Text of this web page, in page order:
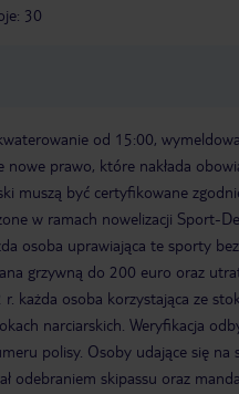
30
od 15:00,
prawo, które nakłada
muszą być certyfikowane
w ramach nowelizacji Sport-
osoba uprawiająca te sporty
grzywną do 200 euro oraz
każda osoba korzystająca ze
narciarskich. Weryfikacja
polisy. Osoby udające się na
odebraniem skipassu oraz